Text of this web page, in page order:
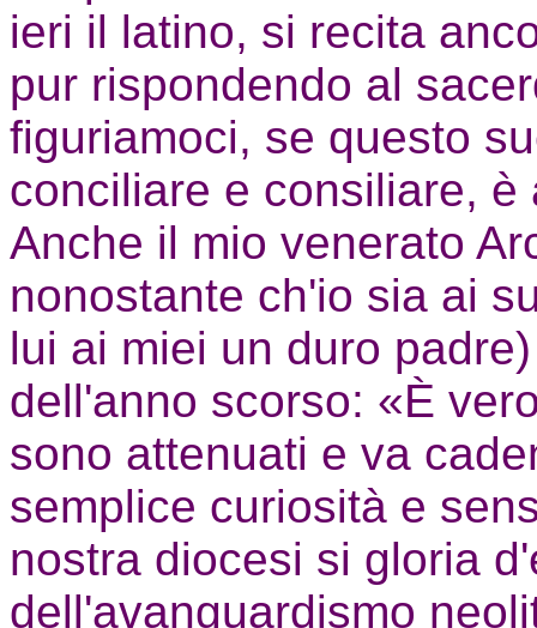
ieri il latino, si recita
pur rispondendo al
figuriamoci, se questo
conciliare e consiliare, è
Anche il mio venerato
nonostante ch'io sia ai
lui ai miei un duro
dell'anno scorso: «È
sono attenuati e va
semplice curiosità e
nostra diocesi si gloria
dell'avanguardismo